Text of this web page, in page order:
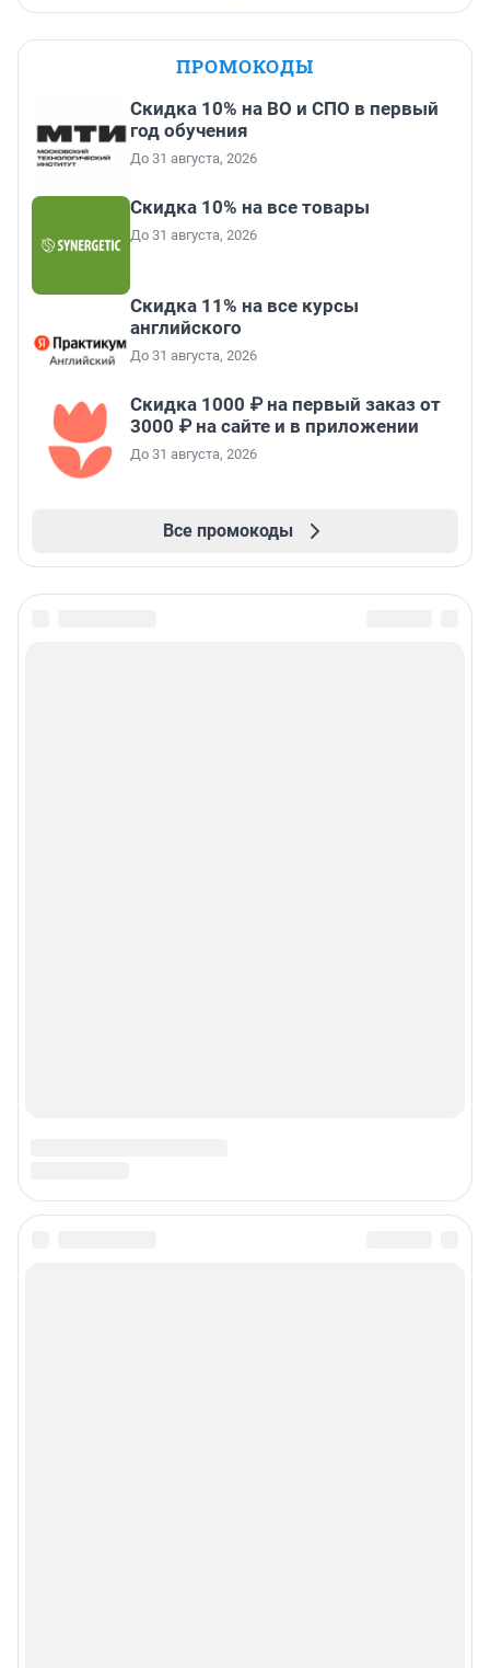
ПРОМОКОДЫ
Скидка 10% на ВО и СПО в первый
год обучения
До 31 августа, 2026
Скидка 10% на все товары
До 31 августа, 2026
Скидка 11% на все курсы
английского
До 31 августа, 2026
Скидка 1000 ₽ на первый заказ от
3000 ₽ на сайте и в приложении
До 31 августа, 2026
Все промокоды